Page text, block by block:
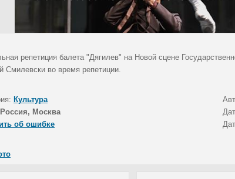
репетиция балета "Дягилев" на Новой сцене
Смилевски во время репетиции.
Культура
Россия, Москва
об ошибке